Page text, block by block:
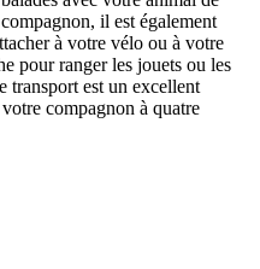
il est également
à votre vélo ou à votre
pour ranger les jouets ou les
transport est un excellent
compagnon à quatre